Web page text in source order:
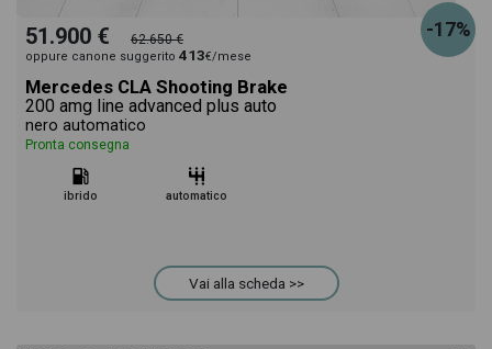
-17%
51.900 € 62.650 €
oppure canone suggerito 413€/mese
Mercedes CLA Shooting Brake
200 amg line advanced plus auto
nero automatico
Pronta consegna
ibrido automatico
Vai alla scheda >>